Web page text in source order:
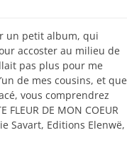
un petit album, qui
accoster au milieu de
pas plus pour me
de mes cousins, et que
vous comprendrez
DE MON COEUR
Savart, Editions Elenwë,